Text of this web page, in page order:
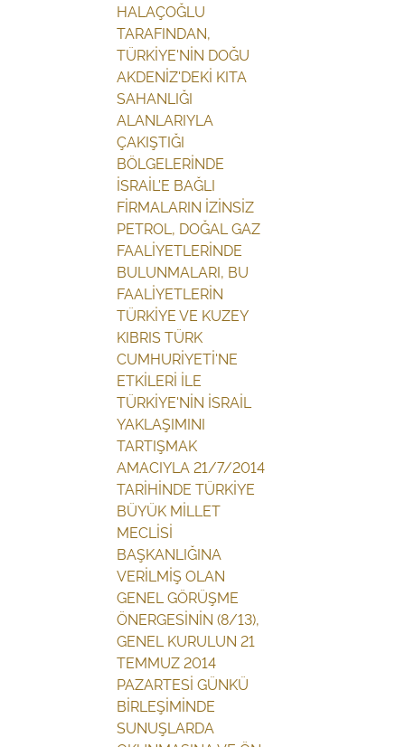
HALAÇOĞLU
TARAFINDAN,
TÜRKİYE'NİN DOĞU
AKDENİZ'DEKİ KITA
SAHANLIĞI
ALANLARIYLA
ÇAKIŞTIĞI
BÖLGELERİNDE
İSRAİL'E BAĞLI
FİRMALARIN İZİNSİZ
PETROL, DOĞAL GAZ
FAALİYETLERİNDE
BULUNMALARI, BU
FAALİYETLERİN
TÜRKİYE VE KUZEY
KIBRIS TÜRK
CUMHURİYETİ'NE
ETKİLERİ İLE
TÜRKİYE'NİN İSRAİL
YAKLAŞIMINI
TARTIŞMAK
AMACIYLA 21/7/2014
TARİHİNDE TÜRKİYE
BÜYÜK MİLLET
MECLİSİ
BAŞKANLIĞINA
VERİLMİŞ OLAN
GENEL GÖRÜŞME
ÖNERGESİNİN (8/13),
GENEL KURULUN 21
TEMMUZ 2014
PAZARTESİ GÜNKÜ
BİRLEŞİMİNDE
SUNUŞLARDA